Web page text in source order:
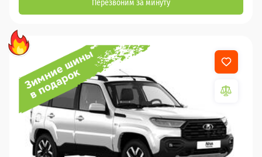
Перезвоним за минуту